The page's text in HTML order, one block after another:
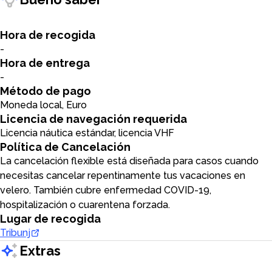
Hora de recogida
-
Hora de entrega
-
Método de pago
Moneda local, Euro
Licencia de navegación requerida
Licencia náutica estándar, licencia VHF
Política de Cancelación
La cancelación flexible está diseñada para casos cuando
necesitas cancelar repentinamente tus vacaciones en
velero. También cubre enfermedad COVID-19,
hospitalización o cuarentena forzada.
Lugar de recogida
Tribunj
Extras